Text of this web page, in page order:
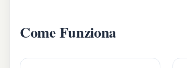
Come Funziona